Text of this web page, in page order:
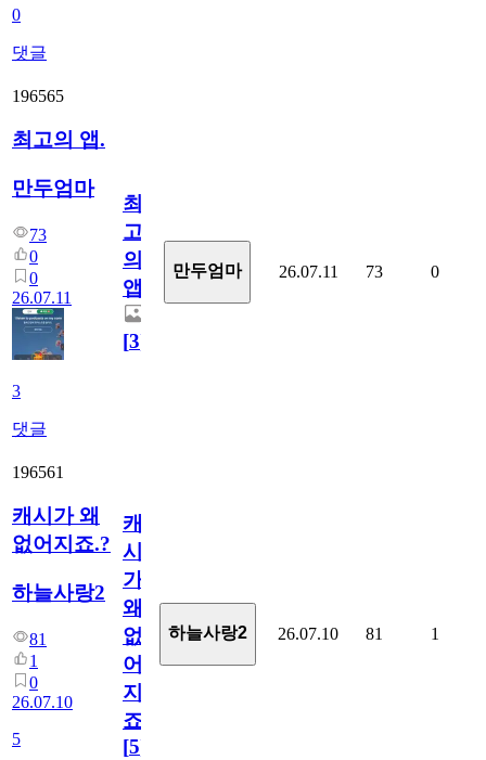
0
댓글
196565
최고의 앱.
만두엄마
73
0
0
26.07.11
3
댓글
최
고
의
앱.
[3]
만두엄마 26.07.11 73 0
196561
캐시가 왜
없어지죠.?
하늘사랑2
81
1
0
26.07.10
5
캐
시
가
왜
없
어
지
죠.?
[5]
하늘사랑2 26.07.10 81 1